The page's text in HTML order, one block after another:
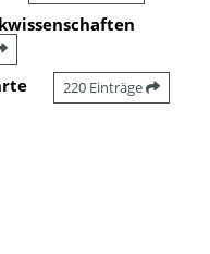
220 Einträge